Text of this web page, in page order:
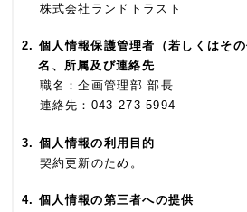
株式会社ランドトラスト
個人情報保護管理者（若しくはそ
名、所属及び連絡先
職名：企画管理部 部長
連絡先：043-273-5994
個人情報の利用目的
契約更新のため。
個人情報の第三者への提供